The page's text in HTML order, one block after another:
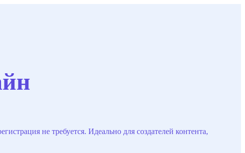
не требуется. Идеально для создателей контента,